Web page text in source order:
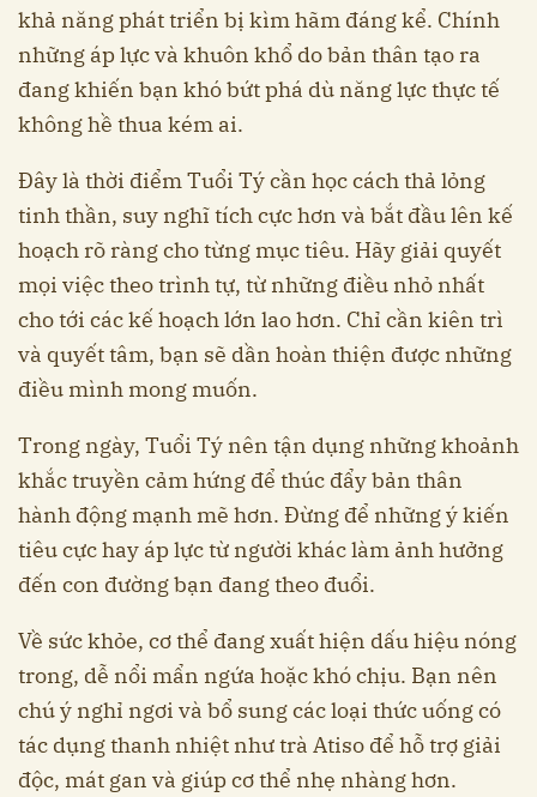
khả năng phát triển bị kìm hãm đáng kể. Chính
những áp lực và khuôn khổ do bản thân tạo ra
đang khiến bạn khó bứt phá dù năng lực thực tế
không hề thua kém ai.
Đây là thời điểm Tuổi Tý cần học cách thả lỏng
tinh thần, suy nghĩ tích cực hơn và bắt đầu lên kế
hoạch rõ ràng cho từng mục tiêu. Hãy giải quyết
mọi việc theo trình tự, từ những điều nhỏ nhất
cho tới các kế hoạch lớn lao hơn. Chỉ cần kiên trì
và quyết tâm, bạn sẽ dần hoàn thiện được những
điều mình mong muốn.
Trong ngày, Tuổi Tý nên tận dụng những khoảnh
khắc truyền cảm hứng để thúc đẩy bản thân
hành động mạnh mẽ hơn. Đừng để những ý kiến
tiêu cực hay áp lực từ người khác làm ảnh hưởng
đến con đường bạn đang theo đuổi.
Về sức khỏe, cơ thể đang xuất hiện dấu hiệu nóng
trong, dễ nổi mẩn ngứa hoặc khó chịu. Bạn nên
chú ý nghỉ ngơi và bổ sung các loại thức uống có
tác dụng thanh nhiệt như trà Atiso để hỗ trợ giải
độc, mát gan và giúp cơ thể nhẹ nhàng hơn.